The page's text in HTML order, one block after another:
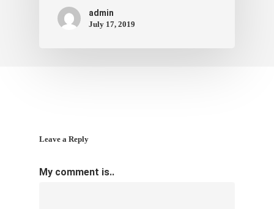
admin
July 17, 2019
Leave a Reply
My comment is..